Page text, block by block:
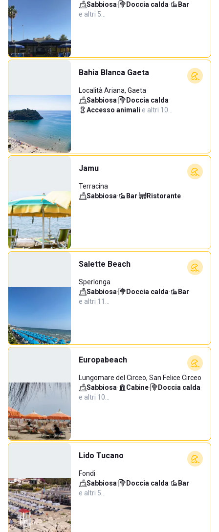
Sabbiosa· Doccia calda· Bar·
e altri 5…
Bahia Blanca Gaeta
Località Ariana, Gaeta
Sabbiosa· Doccia calda·
Accesso animali·e altri 10…
Jamu
Terracina
Sabbiosa· Bar· Ristorante
Salette Beach
Sperlonga
Sabbiosa· Doccia calda· Bar·
e altri 11…
Europabeach
Lungomare del Circeo, San Felice Circeo
Sabbiosa· Cabine· Doccia calda·
e altri 10…
Lido Tucano
Fondi
Sabbiosa· Doccia calda· Bar·
e altri 5…